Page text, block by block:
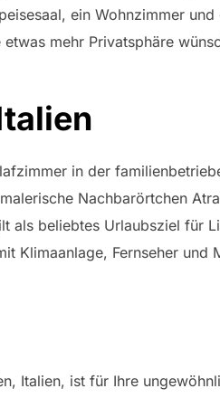
ein Wohnzimmer
mehr Privatsphäre
in der
Nachbarörtchen
als beliebtes Urlaubsziel für
Klimaanlage, Fernseher und
Italien, ist für Ihre